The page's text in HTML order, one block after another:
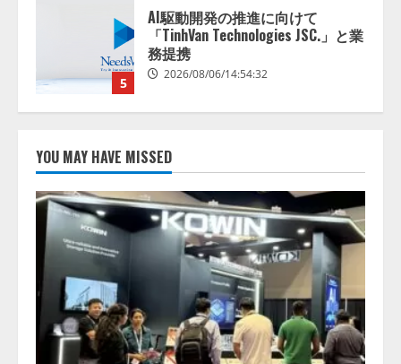
5
AI駆動開発の推進に向けて
「TinhVan Technologies JSC.」と業
務提携
2026/08/06/14:54:32
1
ォーム「TAIZA」および新サービ
スに関する記者発表会を開催
2026/08/07/17:53:45
2
lmessage、MCP接続機能を強化
し、AIから設定操作できる機能を
2026/08/07/13:53:50
【2026年企業のAI導入・活用に関
YOU MAY HAVE MISSED